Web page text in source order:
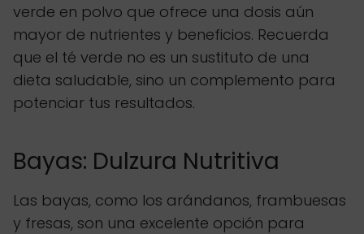
verde en polvo que ofrece una dosis aún
mayor de nutrientes y beneficios. Recuerda
que el té verde no es un sustituto de una
dieta saludable, sino un complemento para
potenciar tus resultados.
Bayas: Dulzura Nutritiva
Las bayas, como los arándanos, frambuesas
y fresas, son una excelente opción para